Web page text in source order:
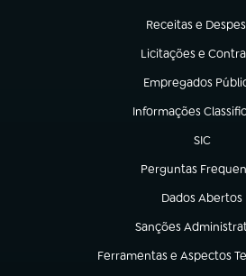
Receitas e
(abre em nova
Licitações e
(abre em nova aba)
Empregados
(abre em nova
Informações
(abre em nova aba)
SIC
(abre em
Perguntas
(abre em nova aba)
Dados Abertos
(abre em nova
Sanções
(abre em nova aba)
Ferramentas e Aspectos
(abre em nova aba)